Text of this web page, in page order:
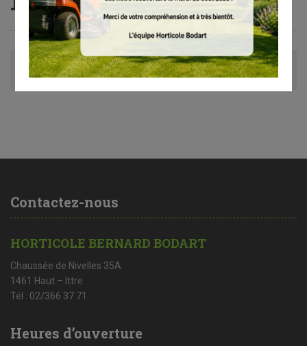
Avis (0)
Contactez-nous
HORTICOLE BERNARD BODART
Chaussée de Nivelles 35A
1461 Haut – Ittre
Tél : 02/366 37 71
Heures d’ouverture